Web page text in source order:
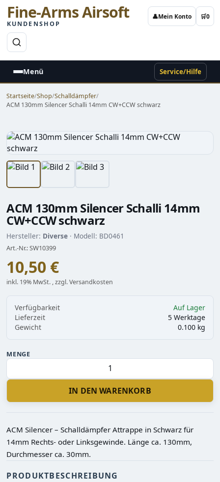
Fine-Arms Airsoft
KUNDENSHOP
👤Mein Konto 🛒0
Menü Service/Hilfe
Startseite/Shop/Schalldämpfer/
ACM 130mm Silencer Schalli 14mm CW+CCW schwarz
ACM 130mm Silencer Schalli 14mm
CW+CCW schwarz
Hersteller: Diverse · Modell: BD0461
Art.-Nr.: SW10399
10,50 €
inkl. 19% MwSt. , zzgl. Versandkosten
Verfügbarkeit
Auf Lager
Lieferzeit
5 Werktage
Gewicht
0.100 kg
MENGE
IN DEN WARENKORB
ACM Silencer – Schalldämpfer Attrappe in Schwarz für
14mm Rechts- oder Linksgewinde. Länge ca. 130mm,
Durchmesser ca. 30mm.
PRODUKTBESCHREIBUNG